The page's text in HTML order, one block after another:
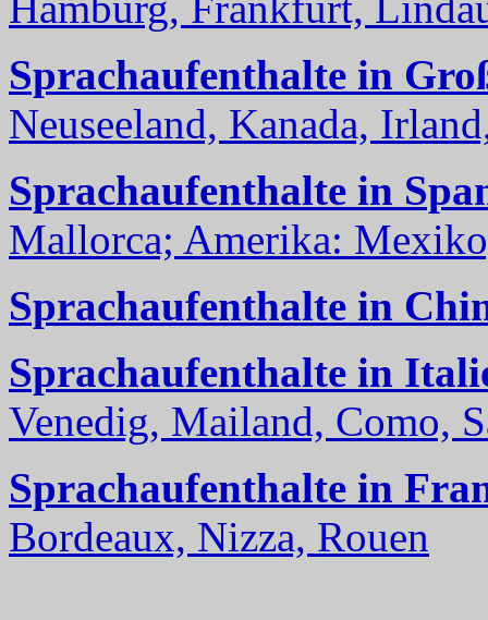
Sprachaufenthalte in
Neuseeland, Kanada,
Sprachaufenthalte in
Mallorca; Amerika:
Sprachaufenthalte in
Sprachaufenthalte in
Venedig, Mailand, Como,
Sprachaufenthalte in
Bordeaux, Nizza, Rouen